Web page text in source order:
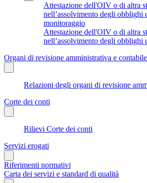
Attestazione dell'OIV o di altra
nell’assolvimento degli obblighi
monitoraggio
Attestazione dell'OIV o di altra
nell’assolvimento degli obblighi
Organi di revisione amministrativa e contabile
Relazioni degli organi di revisione
Corte dei conti
Rilievi Corte dei conti
Servizi erogati
Riferimenti normativi
Carta dei servizi e standard di qualità